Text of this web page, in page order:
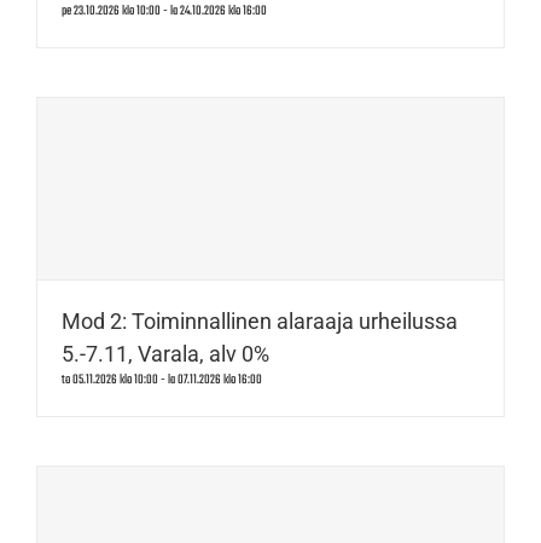
pe 23.10.2026 klo 10:00-la 24.10.2026 klo 16:00
Mod 2: Toiminnallinen alaraaja urheilussa
5.-7.11, Varala, alv 0%
to 05.11.2026 klo 10:00-la 07.11.2026 klo 16:00